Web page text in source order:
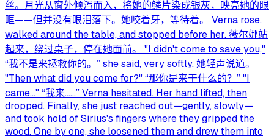
丝。月光从窗外倾泻而入，将她的鳞片染成银灰，映亮她的眼
眶——但并没有眼泪落下。她咬着牙，等待着。 Verna rose,
walked around the table, and stopped before her. 薇尔娜站
起来，绕过桌子，停在她面前。 "I didn't come to save you,"
“我不是来拯救你的。” she said, very softly. 她轻声说道。
"Then what did you come for?" “那你是来干什么的？” "I
came…" “我来……” Verna hesitated. Her hand lifted, then
dropped. Finally, she just reached out—gently, slowly—
and took hold of Sirius's fingers where they gripped the
wood. One by one, she loosened them and drew them into